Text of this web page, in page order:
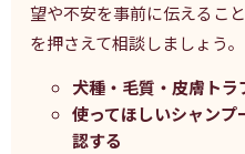
望や不安を事前に伝えるこ
を押さえて相談しましょう。
犬種・毛質・皮膚ト
使ってほしいシャン
認する